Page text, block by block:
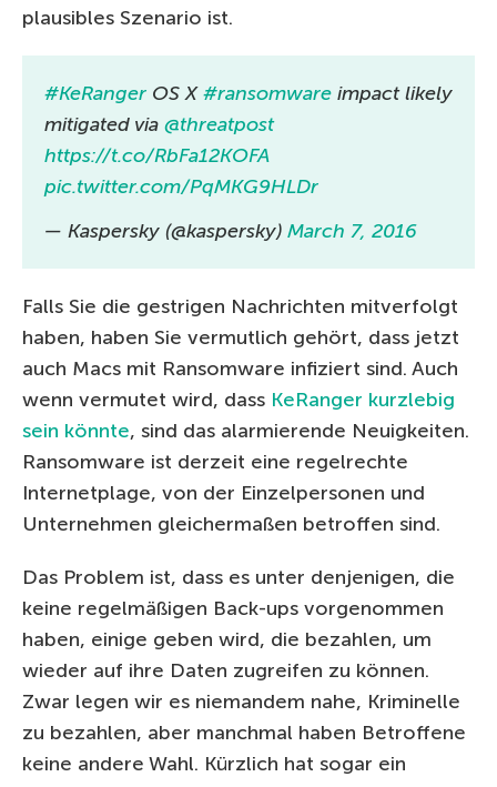
plausibles Szenario ist.
#KeRanger OS X#ransomware impact likely
mitigated via @threatpost
https://t.co/RbFa12KOFA
pic.twitter.com/PqMKG9HLDr
— Kaspersky (@kaspersky) March 7, 2016
Falls Sie die gestrigen Nachrichten mitverfolgt
haben, haben Sie vermutlich gehört, dass jetzt
auch Macs mit Ransomware infiziert sind. Auch
wenn vermutet wird, dass KeRanger kurzlebig
sein könnte, sind das alarmierende Neuigkeiten.
Ransomware ist derzeit eine regelrechte
Internetplage, von der Einzelpersonen und
Unternehmen gleichermaßen betroffen sind.
Das Problem ist, dass es unter denjenigen, die
keine regelmäßigen Back-ups vorgenommen
haben, einige geben wird, die bezahlen, um
wieder auf ihre Daten zugreifen zu können.
Zwar legen wir es niemandem nahe, Kriminelle
zu bezahlen, aber manchmal haben Betroffene
keine andere Wahl. Kürzlich hat sogar ein